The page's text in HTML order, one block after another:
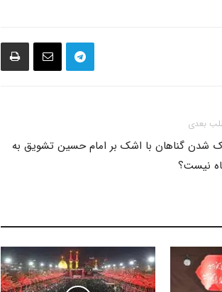
بعدی
شدن گناهان با اشک بر امام حسین تشویق به
نیست؟